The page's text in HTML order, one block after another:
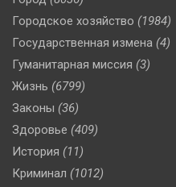
Городское хозяйство (1984)
Государственная измена (4)
Гуманитарная миссия (3)
Жизнь (6799)
Законы (36)
Здоровье (409)
История (11)
Криминал (1012)